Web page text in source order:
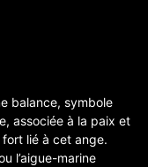
balance, symbole
associée à la paix et
lié à cet ange.
l’aigue-marine